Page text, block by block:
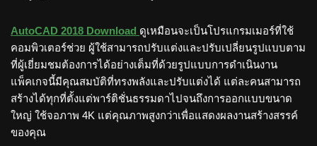
AutoCAD 2018 Download ดูเหมือนจะเป็นโปรแกรมเมอร์ที่ใช้
คอมพิวเตอร์ช่วย ผู้ใช้สามารถปรับแต่งและปรับเปลี่ยนรูปแบบตาม
ที่ผู้เยี่ยมชมต้องการได้อย่างเต็มที่ด้วยรูปแบบการดำเนินงาน
แพ็คเกจนี้มีคุณสมบัติที่ทรงพลังและปรับแต่งได้ แต่ละคนสามารถ
สร้างได้ทุกที่ตั้งแต่พาร์ติชั่นธรรมดาไปจนถึงการออกแบบขนาด
ใหญ่ ใช้จอภาพ 4K แต่คุณภาพสูงกว่าเพื่อแสดงผลงานสร้างสรรค์
ของคุณ